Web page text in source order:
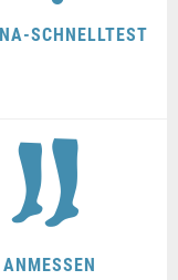
SCHNELLTEST
ANMESSEN